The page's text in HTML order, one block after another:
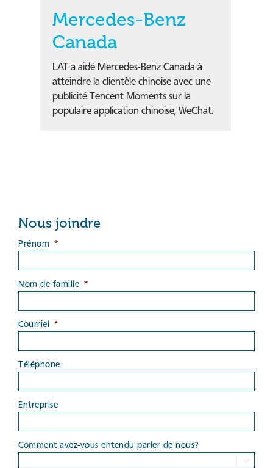
Mercedes-Benz
Canada
LAT a aidé Mercedes-Benz Canada à
atteindre la clientèle chinoise avec une
publicité Tencent Moments sur la
populaire application chinoise, WeChat.
Nous joindre
Prénom *
Nom de famille *
Courriel *
Téléphone
Entreprise
Comment avez-vous entendu parler de nous?
